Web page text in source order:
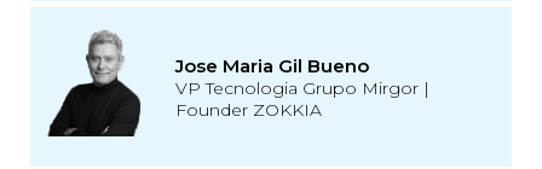
Jose Maria Gil Bueno
VP Tecnologia Grupo Mirgor |
Founder ZOKKIA